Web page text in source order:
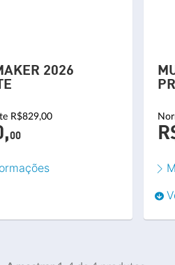
2026
R$829,00
00